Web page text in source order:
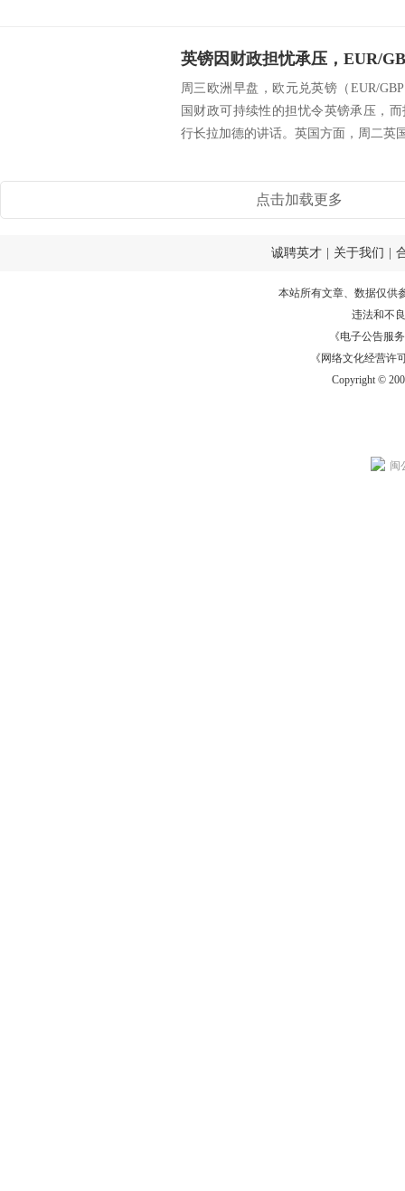
周三欧洲早盘，欧元兑英镑（EUR/
国财政可持续性的担忧令英镑承压，
行长拉加德的讲话。英国方面，周二英
点击加载更多
诚聘英才 关于我们
本站所有文章、数据仅供
违法和不
《电子公告服务
《网络文化经营许
Copyright ©
闽